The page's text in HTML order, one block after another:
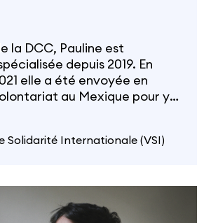
la DCC, Pauline est
depuis 2019. En
elle a été envoyée en
au Mexique pour y
dans toute son
son témoignage. Ta
Solidarité Internationale (VSI)